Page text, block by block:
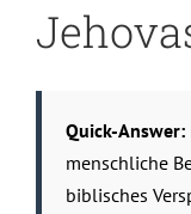
Quick-Answer:
menschliche
biblisches